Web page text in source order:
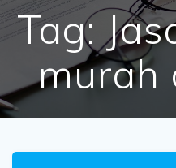
Tag:
murah